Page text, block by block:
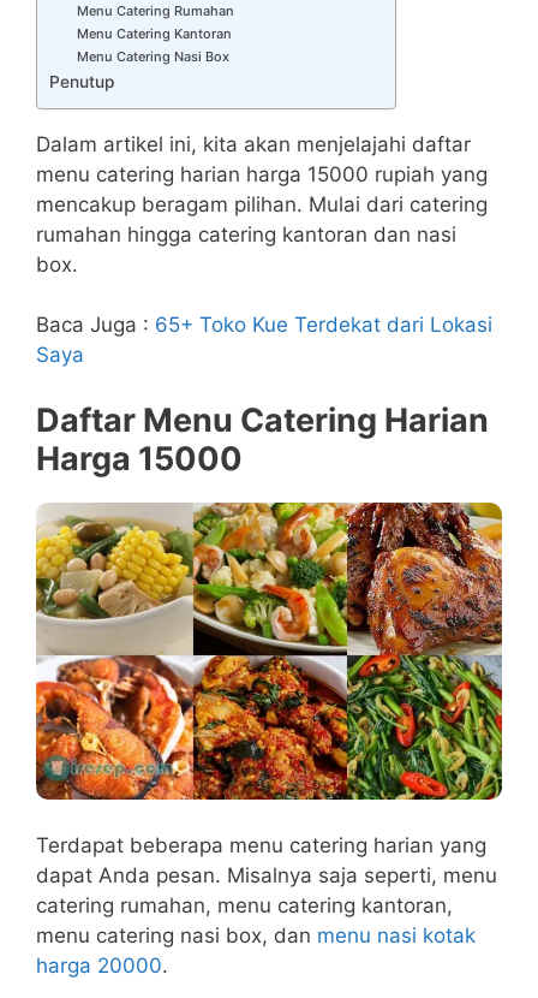
Menu Catering Rumahan
Menu Catering Kantoran
Menu Catering Nasi Box
Penutup
Dalam artikel ini, kita akan menjelajahi daftar
menu catering harian harga 15000 rupiah yang
mencakup beragam pilihan. Mulai dari catering
rumahan hingga catering kantoran dan nasi
box.
Baca Juga : 65+ Toko Kue Terdekat dari Lokasi
Saya
Daftar Menu Catering Harian
Harga 15000
Terdapat beberapa menu catering harian yang
dapat Anda pesan. Misalnya saja seperti, menu
catering rumahan, menu catering kantoran,
menu catering nasi box, dan menu nasi kotak
harga 20000.